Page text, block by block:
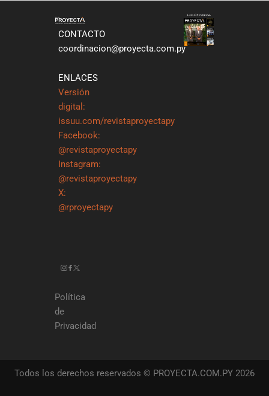
CONTACTO
coordinacion@proyecta.com.py
ENLACES
Versión
digital:
issuu.com/revistaproyectapy
Facebook:
@revistaproyectapy
Instagram:
@revistaproyectapy
X:
@rproyectapy
Política
de
Privacidad
Todos los derechos reservados © PROYECTA.COM.PY 2026